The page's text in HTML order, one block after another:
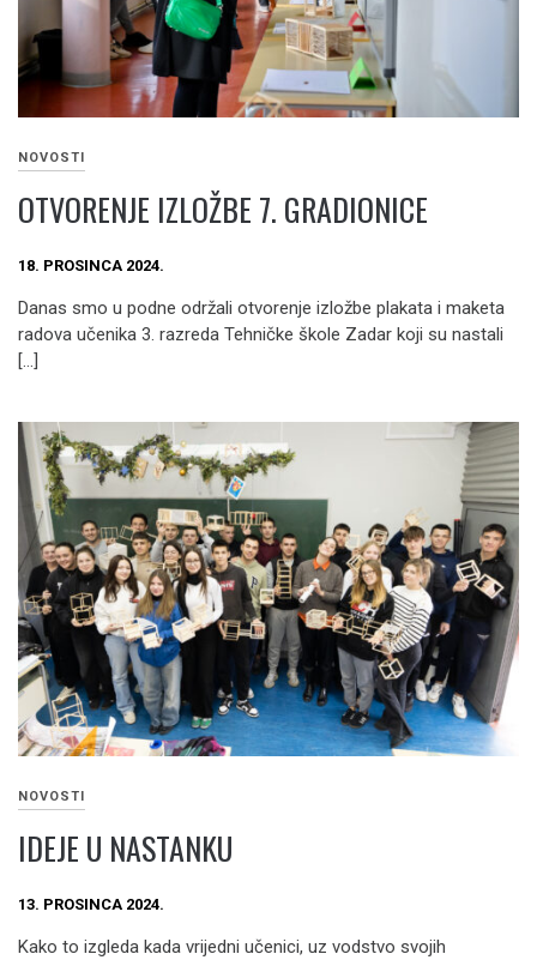
NOVOSTI
OTVORENJE IZLOŽBE 7. GRADIONICE
18. PROSINCA 2024.
Danas smo u podne održali otvorenje izložbe plakata i maketa
radova učenika 3. razreda Tehničke škole Zadar koji su nastali
[…]
NOVOSTI
IDEJE U NASTANKU
13. PROSINCA 2024.
Kako to izgleda kada vrijedni učenici, uz vodstvo svojih